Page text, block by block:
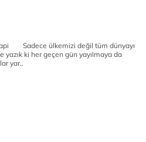
Sadece ülkemizi değil tüm dünyayı
yazık ki her geçen gün yayılmaya da
yar..